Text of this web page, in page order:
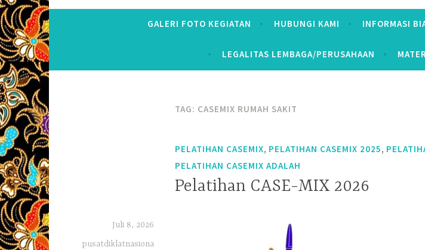
GALERI FOTO KEGIATAN HUBUNGI KAMI INFORMASI
LEGALITAS LEMBAGA/PERUSAHAAN
TAG: CASEMIX RUMAH SAKIT
PELATIHAN CASEMIX, PELATIHAN CASEMIX 2025,
PELATIHAN CASEMIX ADALAH
Pelatihan CASE-MIX 2026
Juli 8, 2026
pusatdiklatnasiona